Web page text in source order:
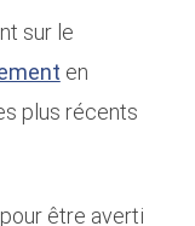
sur le
en
plus récents
pour être averti